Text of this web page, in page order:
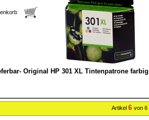
Original HP 301 XL Tintenpatrone farbig
Artikel 6 von 6